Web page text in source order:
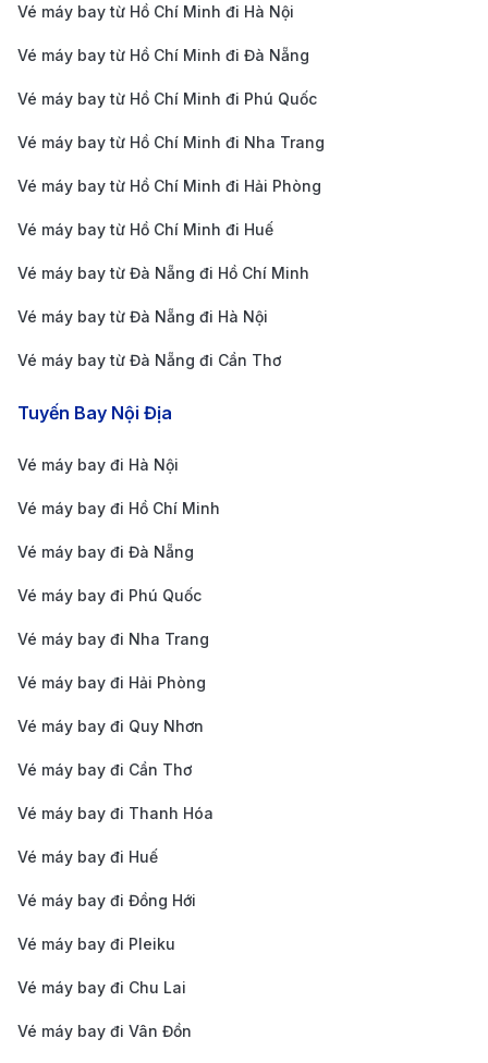
đồng/lượt, tiện nghi hiện đại và hành trình nhanh
chóng hơn xe buýt thường.
Xe limousine hoặc xe đưa đón riêng:
cho nhóm khách hoặc khách công tác cần sự
thoải mái.
Hướng dẫn cách di chuyển từ sân bay
nhất Ai Cập, cách trung tâm thành phố khoảng 20 km
về phía Đông Bắc. Tùy theo phương tiện di chuyển,
Taxi sân bay:Taxi trắng hoặc vàng hoạt động
24/7, giá dao động từ 100 – 200 EGP (khoảng 5 –
10 USD) để đến khu vực trung tâm như Quảng
Dịch vụ xe công nghệ:
tại Cairo, mang lại sự tiện lợi và minh bạch về giá.
Đây là lựa chọn phổ biến với du khách quốc tế.
là phương án tiết kiệm (chỉ khoảng 5 – 10
EGP/lượt), nhưng thời gian di chuyển lâu hơn và ít
tiện nghi.
Vé máy bay từ Hồ Chí Minh đi Hà Nội
Vé máy bay từ Hồ Chí Minh đi Đà Nẵng
Vé máy bay từ Hồ Chí Minh đi Phú Quốc
Vé máy bay từ Hồ Chí Minh đi Nha Trang
Vé máy bay từ Hồ Chí Minh đi Hải Phòng
Vé máy bay từ Hồ Chí Minh đi Huế
Vé máy bay từ Đà Nẵng đi Hồ Chí Minh
Vé máy bay từ Đà Nẵng đi Hà Nội
Vé máy bay từ Đà Nẵng đi Cần Thơ
Tuyến Bay Nội Địa
Vé máy bay đi Hà Nội
Vé máy bay đi Hồ Chí Minh
Vé máy bay đi Đà Nẵng
Vé máy bay đi Phú Quốc
Vé máy bay đi Nha Trang
Vé máy bay đi Hải Phòng
Vé máy bay đi Quy Nhơn
Vé máy bay đi Cần Thơ
Vé máy bay đi Thanh Hóa
Vé máy bay đi Huế
Vé máy bay đi Đồng Hới
Vé máy bay đi Pleiku
Vé máy bay đi Chu Lai
Vé máy bay đi Vân Đồn